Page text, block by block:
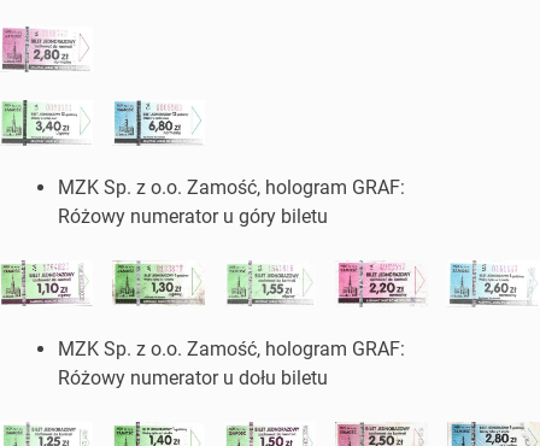
MZK Sp. z o.o. Zamość, hologram GRAF:
Różowy numerator u góry biletu
MZK Sp. z o.o. Zamość, hologram GRAF:
Różowy numerator u dołu biletu